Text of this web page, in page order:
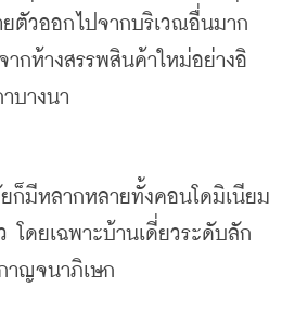
ตัวออกไปจากบริเวณอื่นมาก
กห้างสรรพสินค้าใหม่อย่างอิ
บางนา
ก็มีหลากหลายทั้งคอนโดมิเนียม
โดยเฉพาะบ้านเดี่ยวระดับลัก
าญจนาภิเษก